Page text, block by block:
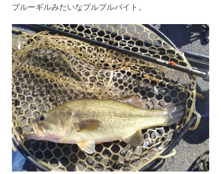
ブルーギルみたいなプルプルバイト。